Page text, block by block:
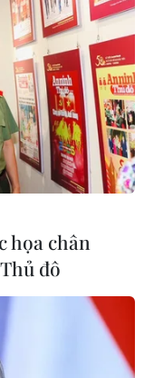
họa chân
đô